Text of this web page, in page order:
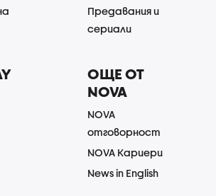
Предавания и
сериали
ОЩЕ ОТ
NOVA
NOVA
отговорност
NOVA Кариери
News in English